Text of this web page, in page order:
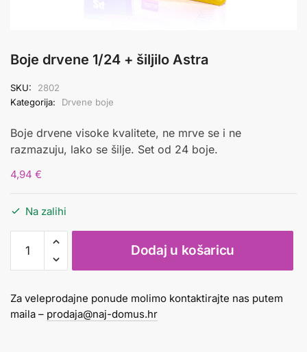
Boje drvene 1/24 + šiljilo Astra
SKU:
2802
Kategorija:
Drvene boje
Boje drvene visoke kvalitete, ne mrve se i ne
razmazuju, lako se šilje. Set od 24 boje.
4,94 €
Na zalihi
drvene
1/24
šiljilo
Astra
Dodaj u košaricu
Za veleprodajne ponude molimo kontaktirajte nas putem
maila – prodaja@naj-domus.hr